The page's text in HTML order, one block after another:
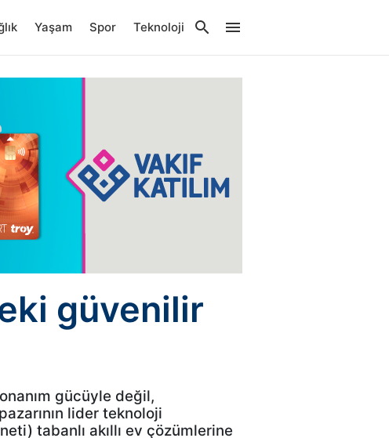
Yaşam Spor Teknoloji
güvenilir
gücüyle değil,
lider teknoloji
tabanlı akıllı ev çözümlerine